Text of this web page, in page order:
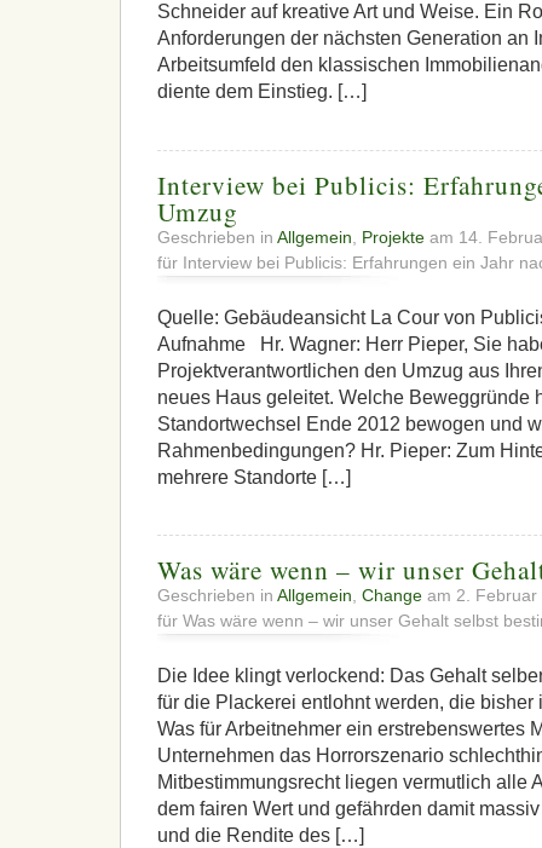
Schneider auf kreative Art und Weise. Ein
Anforderungen der nächsten Generation an
Arbeitsumfeld den klassischen
diente dem Einstieg. […]
Interview bei Publicis:
Umzug
Geschrieben in Allgemein Projekte am 14.
für Interview bei Publicis: Erfahrungen ein Jahr
Quelle: Gebäudeansicht La Cour von
Aufnahme Hr. Wagner: Herr Pieper, Sie
Projektverantwortlichen den Umzug aus
neues Haus geleitet. Welche Beweggründe
Standortwechsel Ende 2012 bewogen und
Rahmenbedingungen? Hr. Pieper: Zum
mehrere Standorte […]
Was wäre wenn – wir unser
Geschrieben in Allgemein, Change am 2.
für Was wäre wenn – wir unser Gehalt selbst
Die Idee klingt verlockend: Das Gehalt
für die Plackerei entlohnt werden, die bisher
Was für Arbeitnehmer ein erstrebenswertes
Unternehmen das Horrorszenario
Mitbestimmungsrecht liegen vermutlich alle
dem fairen Wert und gefährden damit
und die Rendite des […]